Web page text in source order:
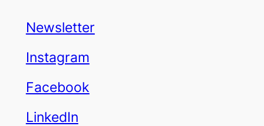
Newsletter
Instagram
Facebook
LinkedIn